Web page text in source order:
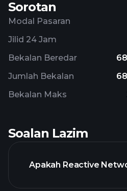
Sorotan
Modal Pasaran
Jilid 24 Jam
Bekalan Beredar
Jumlah Bekalan
Bekalan Maks
Soalan Lazim
Apakah Reactive